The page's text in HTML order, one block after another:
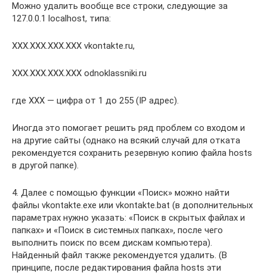
Можно удалить вообще все строки, следующие за
127.0.0.1 localhost, типа:
XXX.XXX.XXX.XXX vkontakte.ru,
XXX.XXX.XXX.XXX odnoklassniki.ru
где ХХХ — цифра от 1 до 255 (IP адрес).
Иногда это помогает решить ряд проблем со входом и
на другие сайты (однако на всякий случай для отката
рекомендуется сохранить резервную копию файла hosts
в другой папке).
4. Далее с помощью функции «Поиск» можно найти
файлы vkontakte.exe или vkontakte.bat (в дополнительных
параметрах нужно указать: «Поиск в скрытых файлах и
папках» и «Поиск в системных папках», после чего
выполнить поиск по всем дискам компьютера).
Найденный файл также рекомендуется удалить. (В
принципе, после редактирования файла hosts эти